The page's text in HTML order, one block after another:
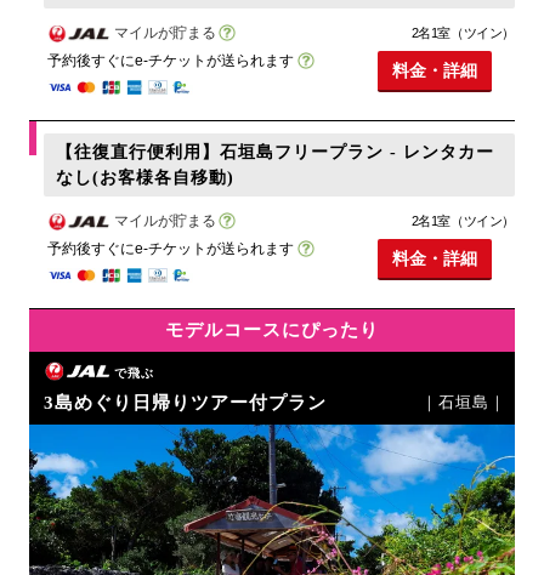
マイルが貯まる
予約後すぐにe-チケットが送られます
2名1室（ツイン）
料金・詳細
【往復直行便利用】石垣島フリープラン - レンタカー
なし(お客様各自移動)
マイルが貯まる
予約後すぐにe-チケットが送られます
2名1室（ツイン）
料金・詳細
モデルコースにぴったり
で飛ぶ
3島めぐり日帰りツアー付プラン ｜石垣島｜